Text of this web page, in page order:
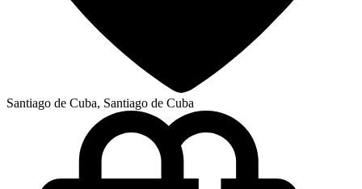
Santiago de Cuba, Santiago de Cuba